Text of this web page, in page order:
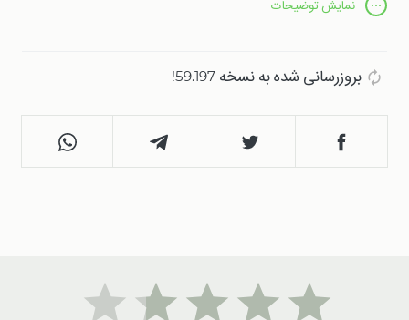
سوپرسل است که توسعه یافته و پس از انتشار تیم میهن
به صورت انفرادی به کشتن دشمنان خود میپردازید با
شلیک تفنگ دولول به نابودی غول های بفنش میپردازید
دانلود بازی جدال ستارگان هک شده
میتوانید از سایر
نمایش توضیحات
بروزرسانی شده به نسخه 59.197!